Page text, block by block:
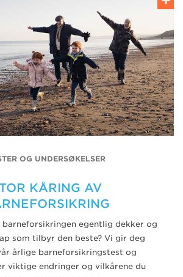
OG UNDERSØKELSER
KÅRING AV
barneforsikringen egentlig dekker og
som tilbyr den beste? Vi gir deg
årlige barneforsikringstest og
viktige endringer og vilkårene du